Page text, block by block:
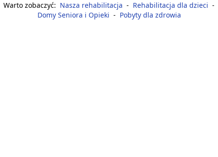
Warto zobaczyć: Nasza rehabilitacja - Rehabilitacja dla dzieci -
Domy Seniora i Opieki - Pobyty dla zdrowia